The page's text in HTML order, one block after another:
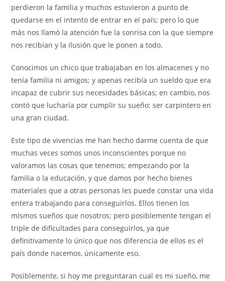
perdieron la familia y muchos estuvieron a punto de
quedarse en el intento de entrar en el país; pero lo que
más nos llamó la atención fue la sonrisa con la que siempre
nos recibían y la ilusión que le ponen a todo.
Conocimos un chico que trabajaban en los almacenes y no
tenía familia ni amigos; y apenas recibía un sueldo que era
incapaz de cubrir sus necesidades básicas; en cambio, nos
contó que lucharía por cumplir su sueño: ser carpintero en
una gran ciudad.
Este tipo de vivencias me han hecho darme cuenta de que
muchas veces somos unos inconscientes porque no
valoramos las cosas que tenemos; empezando por la
familia o la educación, y que damos por hecho bienes
materiales que a otras personas les puede constar una vida
entera trabajando para conseguirlos. Ellos tienen los
mismos sueños que nosotros; pero posiblemente tengan el
triple de dificultades para conseguirlos, ya que
definitivamente lo único que nos diferencia de ellos es el
país donde nacemos, únicamente eso.
Posiblemente, si hoy me preguntaran cual es mi sueño, me